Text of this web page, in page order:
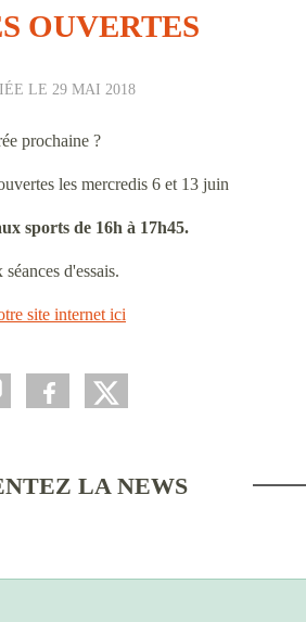
OUVERTES
LE 29 MAI 2018
prochaine ?
les mercredis 6 et 13 juin
sports de 16h à 17h45.
d'essais.
site internet ici
LA NEWS